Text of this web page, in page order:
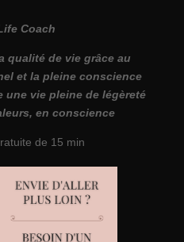
Coach
qualité de vie grâce au
et la pleine conscience
une vie pleine de légèreté
en conscience
de 15 min